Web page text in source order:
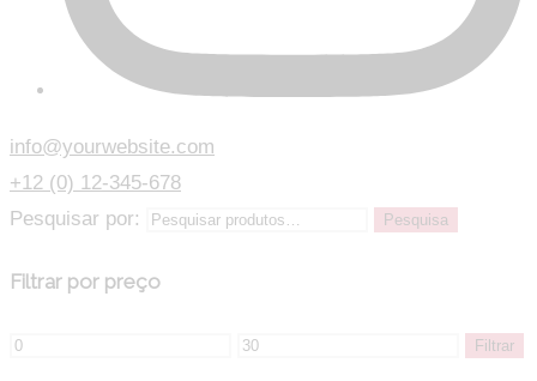
info@yourwebsite.com
+12 (0) 12-345-678
Pesquisar por:
Pesquisa
Filtrar por preço
Filtrar